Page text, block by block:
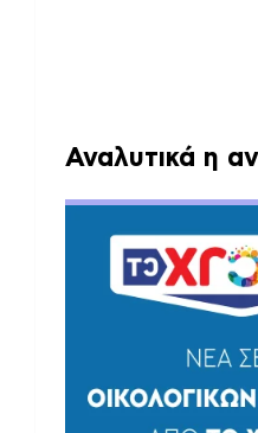
Αναλυτικά η